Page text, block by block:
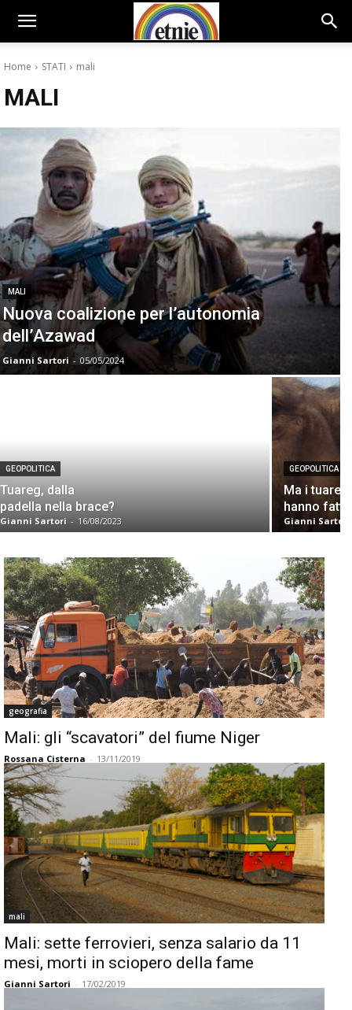
Home STATI mali
MALI
MALI
Nuova coalizione per l’autonomia
dell’Azawad
Gianni Sartori - 05/05/2024
GEOPOLITICA
Tuareg, dalla
padella nella brace?
Gianni Sartori - 16/08/2023
GEOPOLITICA
Ma i
hanno
Gianni Sartori
geografia
Mali: gli “scavatori” del fiume Niger
Rossana Cisterna - 13/11/2019
mali
Mali: sette ferrovieri, senza salario da 11
mesi, morti in sciopero della fame
Gianni Sartori - 17/02/2019